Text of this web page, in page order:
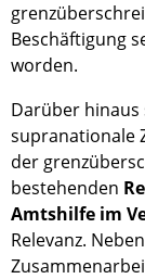
Beschäftigung
worden.
Darüber hinaus
supranationale
der
bestehenden
Amtshilfe im
Relevanz.